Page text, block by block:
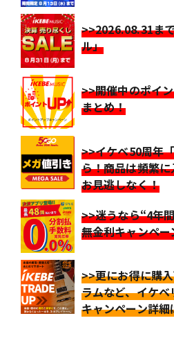
>>2026.08.31ま
ル」
>>開催中のポイ
まとめ！
>>イケベ50周年
ら！商品は頻繁
お見逃しなく！
>>迷うなら“4年
無金利キャンペー
>>更にお得に購
ラムなど、イケ
キャンペーン詳